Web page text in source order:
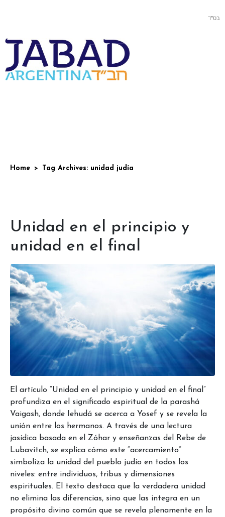
בס”ד
Home Tag Archives: unidad judía
Unidad en el principio y
unidad en el final
El artículo “Unidad en el principio y unidad en el final”
profundiza en el significado espiritual de la parashá
Vaigash, donde Iehudá se acerca a Yosef y se revela la
unión entre los hermanos. A través de una lectura
jasídica basada en el Zóhar y enseñanzas del Rebe de
Lubavitch, se explica cómo este “acercamiento”
simboliza la unidad del pueblo judío en todos los
niveles: entre individuos, tribus y dimensiones
espirituales. El texto destaca que la verdadera unidad
no elimina las diferencias, sino que las integra en un
propósito divino común que se revela plenamente en la